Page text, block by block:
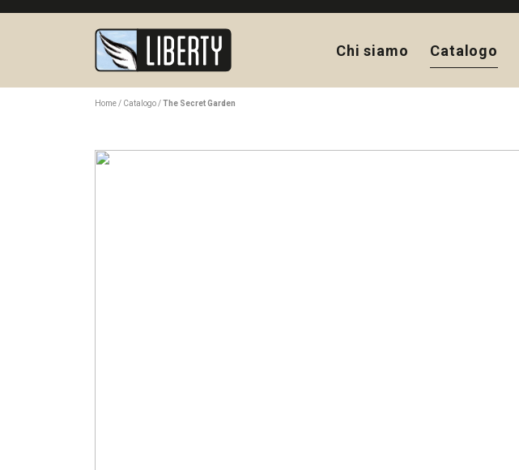
Chi siamo Catalogo
Home Catalogo The Secret Garden